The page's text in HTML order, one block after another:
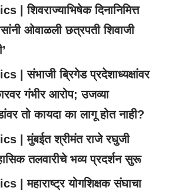
शिवराज्याभिषेक दिनानिमित्त
ओवाळली छत्रपती शिवाजी
| संभाजी ब्रिगेड प्रदेशाध्यक्षांवर
गंभीर आरोप; उजव्या
तो कायदा का लागू होत नाही?
| मुंबईत श्रीमंत राजे रघुजी
तलवारीचे भव्य प्रदर्शन सुरू
महाराष्ट्र योगशिक्षक संघाचा